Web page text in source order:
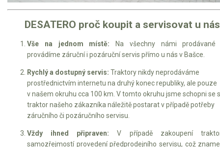
DESATERO proč koupit a servisovat u
Vše na jednom místě: Na všechny námi prodávané
provádíme záruční i pozáruční servis přímo u nás v Bašce.
Rychlý a dostupný servis: Traktory nikdy neprodáváme
prostřednictvím internetu na druhý konec republiky, ale pouze
v našem okruhu cca 100 km. V tomto okruhu jsme schopni se
traktor našeho zákazníka náležitě postarat v případě potřeby
záručního či pozáručního servisu.
Vždy ihned připraven: V případě zakoupení
samozřejmostí provedení předprodejního servisu, což